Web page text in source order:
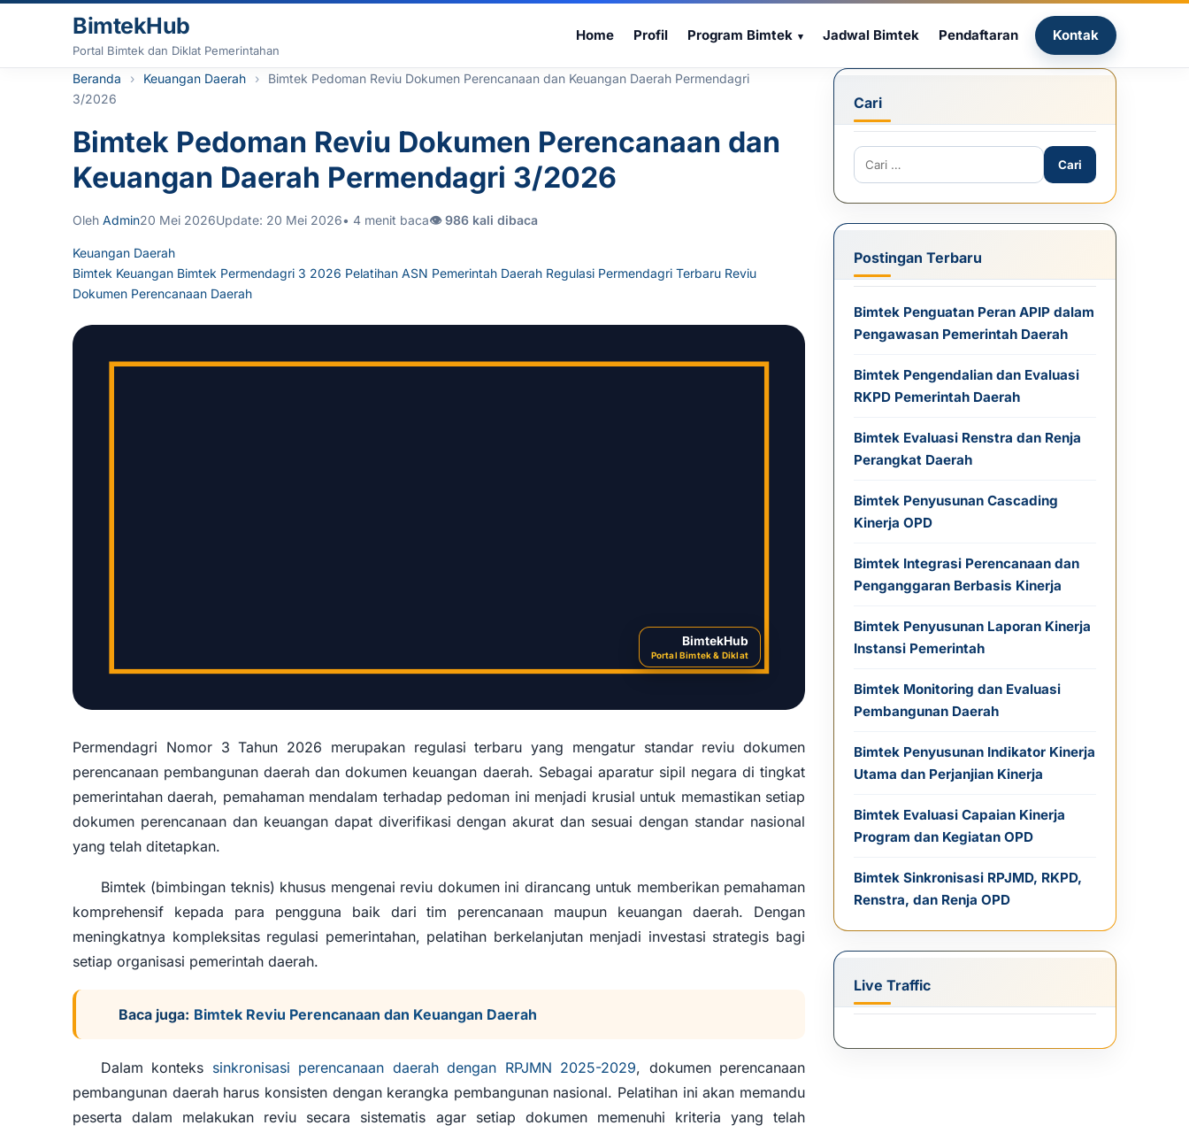
BimtekHub
Portal Bimtek dan Diklat Pemerintahan
Home Profil Program Bimtek Jadwal Bimtek Pendaftaran Kontak
Beranda Keuangan Daerah
Bimtek Pedoman Reviu Dokumen Perencanaan dan Keuangan Daerah Permendagri
3/2026
Bimtek Pedoman Reviu Dokumen Perencanaan dan
Keuangan Daerah Permendagri 3/2026
Oleh Admin20 Mei 2026Update: 20 Mei 2026• 4 menit baca👁 986 kali dibaca
Keuangan Daerah
Bimtek Keuangan Bimtek Permendagri 3 2026 Pelatihan ASN Pemerintah Daerah Regulasi Permendagri Terbaru Reviu
Dokumen Perencanaan Daerah
Bimtek Pedoman Reviu Dokumen
Perencanaan dan Keuangan Daerah
BimtekHub
Portal Bimtek & Diklat
Permendagri Nomor 3 Tahun 2026 merupakan regulasi terbaru yang mengatur standar reviu dokumen
perencanaan pembangunan daerah dan dokumen keuangan daerah. Sebagai aparatur sipil negara di tingkat
pemerintahan daerah, pemahaman mendalam terhadap pedoman ini menjadi krusial untuk memastikan setiap
dokumen perencanaan dan keuangan dapat diverifikasi dengan akurat dan sesuai dengan standar nasional
yang telah ditetapkan.
Bimtek (bimbingan teknis) khusus mengenai reviu dokumen ini dirancang untuk memberikan pemahaman
komprehensif kepada para pengguna baik dari tim perencanaan maupun keuangan daerah. Dengan
meningkatnya kompleksitas regulasi pemerintahan, pelatihan berkelanjutan menjadi investasi strategis bagi
setiap organisasi pemerintah daerah.
Baca juga: Bimtek Reviu Perencanaan dan Keuangan Daerah
Dalam konteks sinkronisasi perencanaan daerah dengan RPJMN 2025-2029, dokumen perencanaan
pembangunan daerah harus konsisten dengan kerangka pembangunan nasional. Pelatihan ini akan memandu
peserta dalam melakukan reviu secara sistematis agar setiap dokumen memenuhi kriteria yang telah
Cari
Cari untuk:
Postingan Terbaru
Bimtek Penguatan Peran APIP dalam
Pengawasan Pemerintah Daerah
Bimtek Pengendalian dan Evaluasi
RKPD Pemerintah Daerah
Bimtek Evaluasi Renstra dan Renja
Perangkat Daerah
Bimtek Penyusunan Cascading
Kinerja OPD
Bimtek Integrasi Perencanaan dan
Penganggaran Berbasis Kinerja
Bimtek Penyusunan Laporan Kinerja
Instansi Pemerintah
Bimtek Monitoring dan Evaluasi
Pembangunan Daerah
Bimtek Penyusunan Indikator Kinerja
Utama dan Perjanjian Kinerja
Bimtek Evaluasi Capaian Kinerja
Program dan Kegiatan OPD
Bimtek Sinkronisasi RPJMD, RKPD,
Renstra, dan Renja OPD
Live Traffic